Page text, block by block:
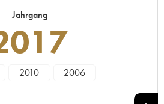
Jahrgang
2010 2006